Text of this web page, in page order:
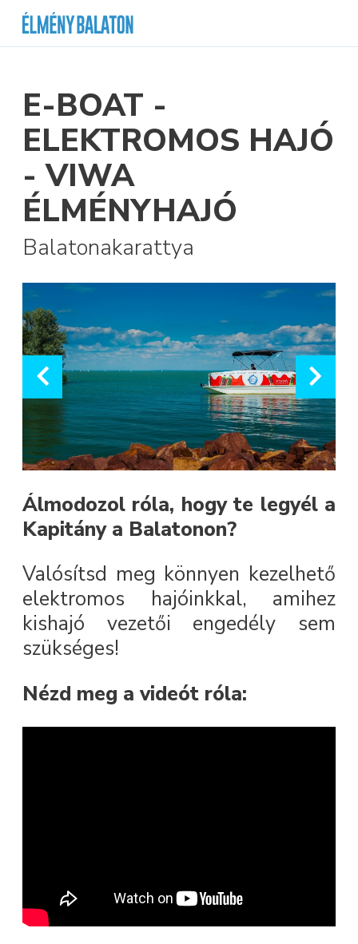
E-BOAT -
ELEKTROMOS HAJÓ
- VIWA
ÉLMÉNYHAJÓ
Balatonakarattya
Álmodozol róla, hogy te legyél a
Kapitány a Balatonon?
Valósítsd meg könnyen kezelhető
elektromos hajóinkkal, amihez
kishajó vezetői engedély sem
szükséges!
Nézd meg a videót róla: